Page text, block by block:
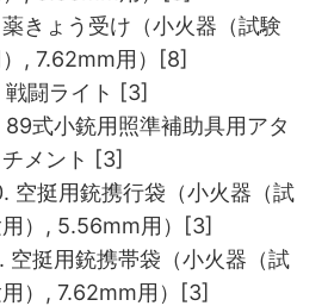
薬きょう受け（小火器（試験
）, 7.62mm用）[8]
戦闘ライト [3]
89式小銃用照準補助具用アタ
チメント [3]
空挺用銃携行袋（小火器（試
）, 5.56mm用）[3]
空挺用銃携帯袋（小火器（試
）, 7.62mm用）[3]